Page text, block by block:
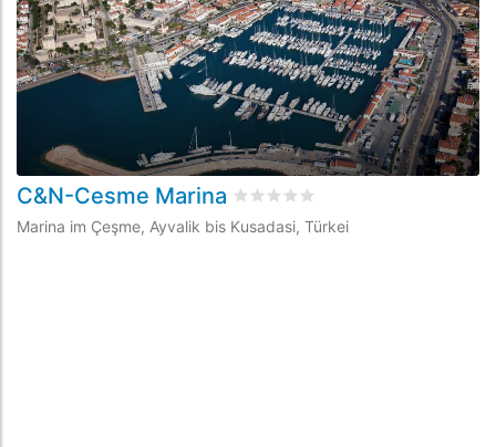
C&N-Cesme Marina bewertet0
Marina im Çeşme, Ayvalik bis Kusadasi, Türkei